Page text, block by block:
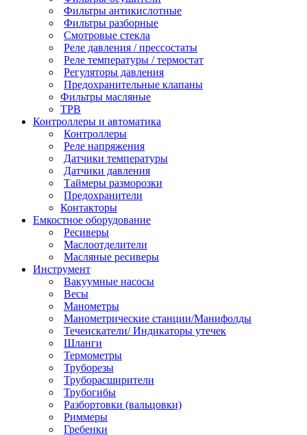
Фильтры антикислотные
Фильтры разборные
Смотровые стекла
Реле давления / прессостаты
Реле температуры / термостат
Регуляторы давления
Предохранительные клапаны
Фильтры масляные
ТРВ
Контроллеры и автоматика
Контроллеры
Реле напряжения
Датчики температуры
Датчики давления
Таймеры разморозки
Предохранители
Контакторы
Емкостное оборудование
Ресиверы
Маслоотделители
Масляные ресиверы
Инструмент
Вакуумные насосы
Весы
Манометры
Манометрические станции/Манифолды
Течеискатели/ Индикаторы утечек
Шланги
Термометры
Труборезы
Труборасширители
Трубогибы
Разбортовки (вальцовки)
Риммеры
Гребенки